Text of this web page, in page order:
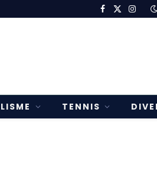
Facebook
X
TENNIS